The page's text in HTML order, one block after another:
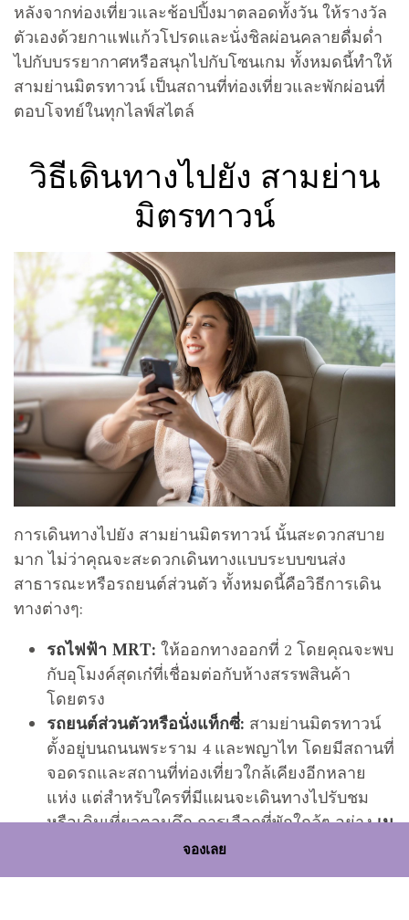
หลังจากท่องเที่ยวและช้อปปิ้งมาตลอดทั้งวัน ให้รางวัล
ตัวเองด้วยกาแฟแก้วโปรดและนั่งชิลผ่อนคลายดื่มด่ำ
ไปกับบรรยากาศหรือสนุกไปกับโซนเกม ทั้งหมดนี้ทำให้
สามย่านมิตรทาวน์ เป็นสถานที่ท่องเที่ยวและพักผ่อนที่
ตอบโจทย์ในทุกไลฟ์สไตล์
วิธีเดินทางไปยัง สามย่าน
มิตรทาวน์
การเดินทางไปยัง สามย่านมิตรทาวน์ นั้นสะดวกสบาย
มาก ไม่ว่าคุณจะสะดวกเดินทางแบบระบบขนส่ง
สาธารณะหรือรถยนต์ส่วนตัว ทั้งหมดนี้คือวิธีการเดิน
ทางต่างๆ:
รถไฟฟ้า MRT: ให้ออกทางออกที่ 2 โดยคุณจะพบ
กับอุโมงค์สุดเก๋ที่เชื่อมต่อกับห้างสรรพสินค้า
โดยตรง
รถยนต์ส่วนตัวหรือนั่งแท็กซี่: สามย่านมิตรทาวน์
ตั้งอยู่บนถนนพระราม 4 และพญาไท โดยมีสถานที่
จอดรถและสถานที่ท่องเที่ยวใกล้เคียงอีกหลาย
แห่ง แต่สำหรับใครที่มีแผนจะเดินทางไปรับชม
หรือเดินเที่ยวตอนดึก การเลือกที่พักใกล้ๆ อย่างเม
อร์เคียว กรุงเทพ สุรวงศ์ก็ถือเป็นอีกหนึ่งทางเลือก
ที่น่าสนใจ เพราะเดินทางง่าย สะดวก แถม ห้องพัก
จองเลย